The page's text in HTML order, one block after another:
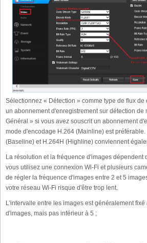
Sélectionnez « Détection » comme type de flux
un abonnement d'enregistrement sur détection de
Général » si vous avez souscrit un abonnement
mode d'encodage H.264 (Mainline) est
(Baseline) et H.264H (Highline) conviennent
La résolution et la fréquence d'images dépendent
vous utilisez une connexion Wi-Fi et plusieurs
de régler la fréquence d'images entre 2 et 5
votre réseau Wi-Fi risque d'être trop lent.
L'intervalle entre les images est généralement
d'images, mais pas inférieur à 5 ;